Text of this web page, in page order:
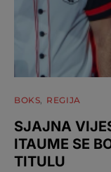
BOKS REGIJA
SJAJNA
ITAUME SE
TITULU